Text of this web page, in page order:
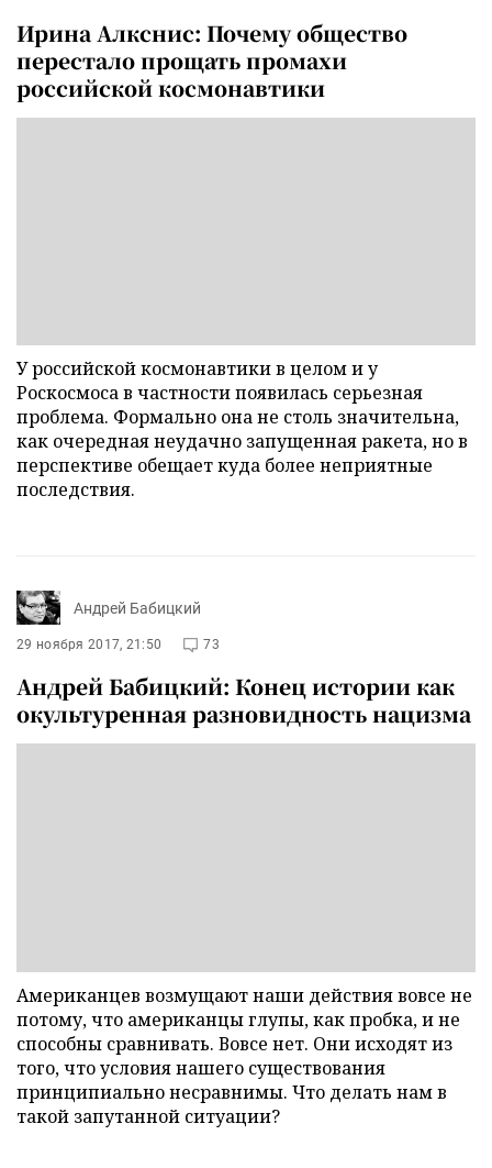
Ирина Алкснис: Почему общество
перестало прощать промахи
российской космонавтики
У российской космонавтики в целом и у
Роскосмоса в частности появилась серьезная
проблема. Формально она не столь значительна,
как очередная неудачно запущенная ракета, но в
перспективе обещает куда более неприятные
последствия.
Андрей Бабицкий
29 ноября 2017, 21:50 73
Андрей Бабицкий: Конец истории как
окультуренная разновидность нацизма
Американцев возмущают наши действия вовсе не
потому, что американцы глупы, как пробка, и не
способны сравнивать. Вовсе нет. Они исходят из
того, что условия нашего существования
принципиально несравнимы. Что делать нам в
такой запутанной ситуации?